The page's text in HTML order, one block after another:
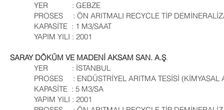
YER : GEBZE
PROSES : ÖN ARITMALI RECYCLE TİP
KAPASİTE : 1 M3/SAAT
YAPIM YILI : 2001
SARAY DÖKÜM VE MADENİ AKSAM SAN. A.Ş.
YER : İSTANBUL
PROSES : ENDÜSTRİYEL ARITMA TESİSİ (KİMYASAL
KAPASİTE : 5 M3/SA
YAPIM YILI : 2001